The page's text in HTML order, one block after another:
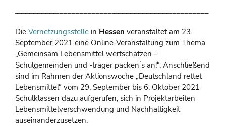
––––––––––––––––––––––––––––––––––––––––––––––––
Die Vernetzungsstelle in Hessen veranstaltet am 23.
September 2021 eine Online-Veranstaltung zum Thema
„Gemeinsam Lebensmittel wertschätzen –
Schulgemeinden und -träger packen ́s an!“. Anschließend
sind im Rahmen der Aktionswoche „Deutschland rettet
Lebensmittel“ vom 29. September bis 6. Oktober 2021
Schulklassen dazu aufgerufen, sich in Projektarbeiten
Lebensmittelverschwendung und Nachhaltigkeit
auseinanderzusetzen.